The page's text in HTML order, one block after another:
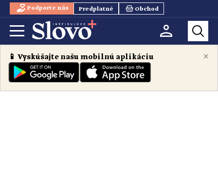
Podporte nás Predplatné Obchod
×
📱 Vyskúšajte našu mobilnú aplikáciu